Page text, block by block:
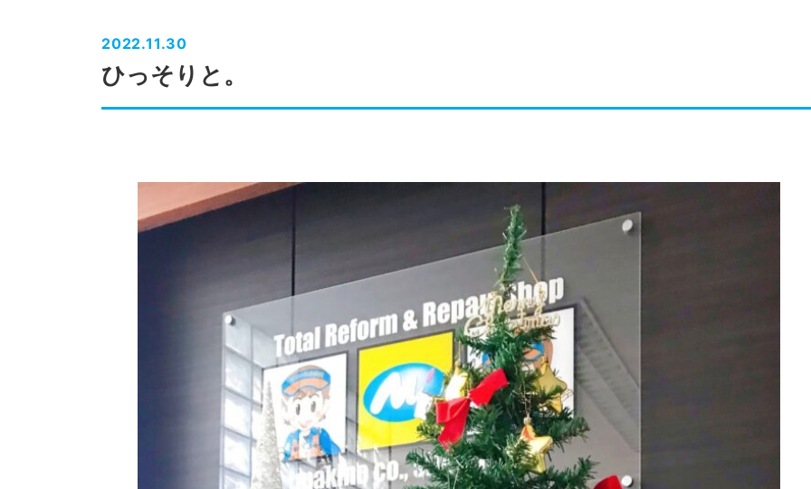
2022.11.30
ひっそりと。